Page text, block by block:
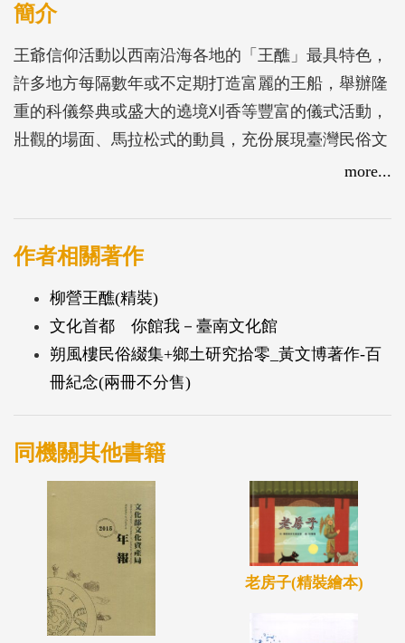
簡介
王爺信仰活動以西南沿海各地的「王醮」最具特色，
許多地方每隔數年或不定期打造富麗的王船，舉辦隆
重的科儀祭典或盛大的遶境刈香等豐富的儀式活動，
壯觀的場面、馬拉松式的動員，充份展現臺灣民俗文
●王爺遶境出巡時，為什麼有大批信徒戴枷隨行？為
什麼許多信徒趴跪在地，等待神將陣頭在自己周身揮
●「香醮合一」是西港刈香的重要特色，「香」與
「醮」分別是什麼意思？
●東港迎王平安祭典期間未什麼要舉行「和瘟押煞」
儀式？
●為什麼進香團到南鯤鯓代天府拜過五府千歲等神
明，多半還會到萬善堂
more...
作者相關著作
柳營王醮(精裝)
文化首都 你館我－臺南文化館
朔風樓民俗綴集+鄉土研究拾零_黃文博著作-百
冊紀念(兩冊不分售)
同機關其他書籍
老房子(精裝繪本)